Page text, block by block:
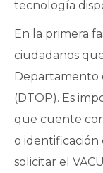
tecnología
En la primera
ciudadanos
Departamento
(DTOP). Es
que cuente
o identificación
solicitar el